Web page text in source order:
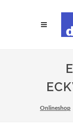
Onlineshop